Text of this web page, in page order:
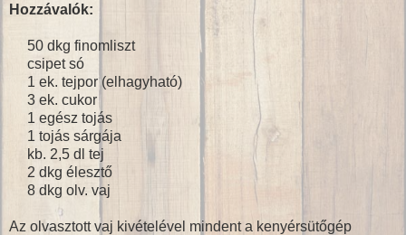
Hozzávalók:
50 dkg finomliszt
csipet só
1 ek. tejpor (elhagyható)
3 ek. cukor
1 egész tojás
1 tojás sárgája
kb. 2,5 dl tej
2 dkg élesztő
8 dkg olv. vaj
Az olvasztott vaj kivételével mindent a kenyérsütőgép